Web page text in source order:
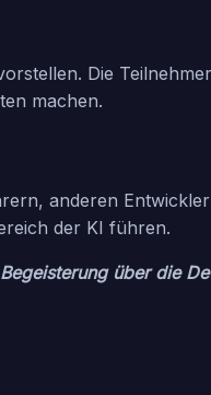
Die
machen.
anderen
der KI führen.
über die